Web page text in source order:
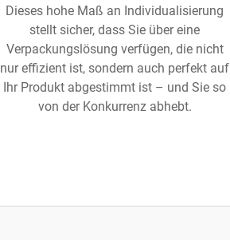
Dieses hohe Maß an Individualisierung
stellt sicher, dass Sie über eine
Verpackungslösung verfügen, die nicht
nur effizient ist, sondern auch perfekt auf
Ihr Produkt abgestimmt ist – und Sie so
von der Konkurrenz abhebt.